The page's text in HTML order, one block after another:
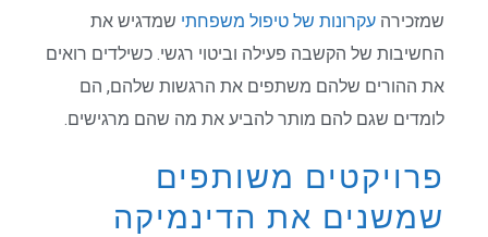
שמזכירהעקרונות של טיפול משפחתישמדגיש את
החשיבות של הקשבה פעילה וביטוי רגשי. כשילדים רואים
את ההורים שלהם משתפים את הרגשות שלהם, הם
לומדים שגם להם מותר להביע את מה שהם מרגישים.
פרויקטים משותפים
שמשנים את הדינמיקה